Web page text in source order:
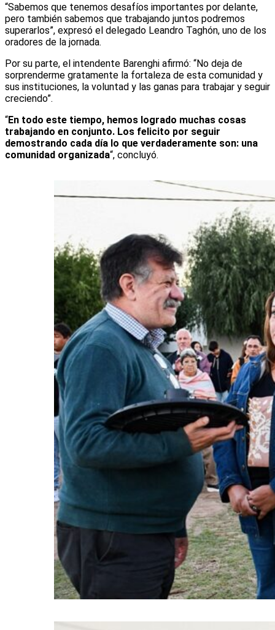
“Sabemos que tenemos desafíos importantes por delante,
pero también sabemos que trabajando juntos podremos
superarlos”, expresó el delegado Leandro Taghón, uno de los
oradores de la jornada.
Por su parte, el intendente Barenghi afirmó: “No deja de
sorprenderme gratamente la fortaleza de esta comunidad y
sus instituciones, la voluntad y las ganas para trabajar y seguir
creciendo”.
“En todo este tiempo, hemos logrado muchas cosas
trabajando en conjunto. Los felicito por seguir
demostrando cada día lo que verdaderamente son: una
comunidad organizada“, concluyó.